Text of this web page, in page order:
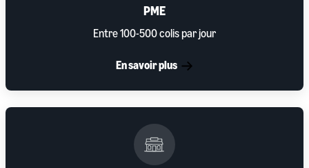
PME
Entre 100-500 colis par jour
En savoir plus